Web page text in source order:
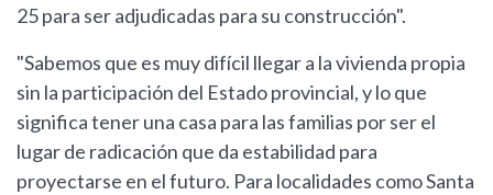
25 para ser adjudicadas para su construcción".
"Sabemos que es muy difícil llegar a la vivienda propia
sin la participación del Estado provincial, y lo que
significa tener una casa para las familias por ser el
lugar de radicación que da estabilidad para
proyectarse en el futuro. Para localidades como Santa